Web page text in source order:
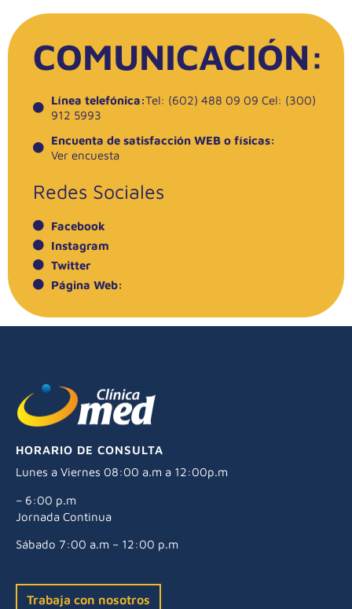
COMUNICACIÓN:
Línea telefónica:Tel: (602) 488 09 09 Cel: (300)
912 5993
Encuenta de satisfacción WEB o físicas:
Ver encuesta
Redes Sociales
Facebook
Instagram
Twitter
Página Web:
HORARIO DE CONSULTA
Lunes a Viernes 08:00 a.m a 12:00p.m
– 6:00 p.m
Jornada Continua
Sábado 7:00 a.m – 12:00 p.m
Trabaja con nosotros